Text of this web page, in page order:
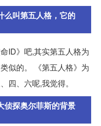
么叫第五人格，它的
ID》吧,其实第五人格为
似的。 《第五人格》为
四、六呢,我觉得。
侦探奥尔菲斯的背景